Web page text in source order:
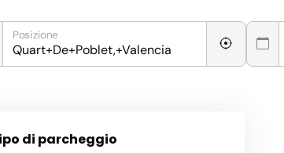
Posizione
di parcheggio